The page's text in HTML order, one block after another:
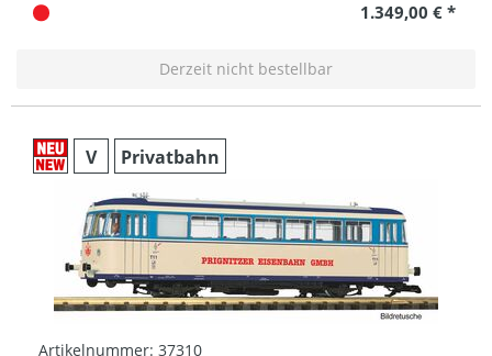
1.349,00 € *
Derzeit nicht bestellbar
V Privatbahn
Artikelnummer: 37310